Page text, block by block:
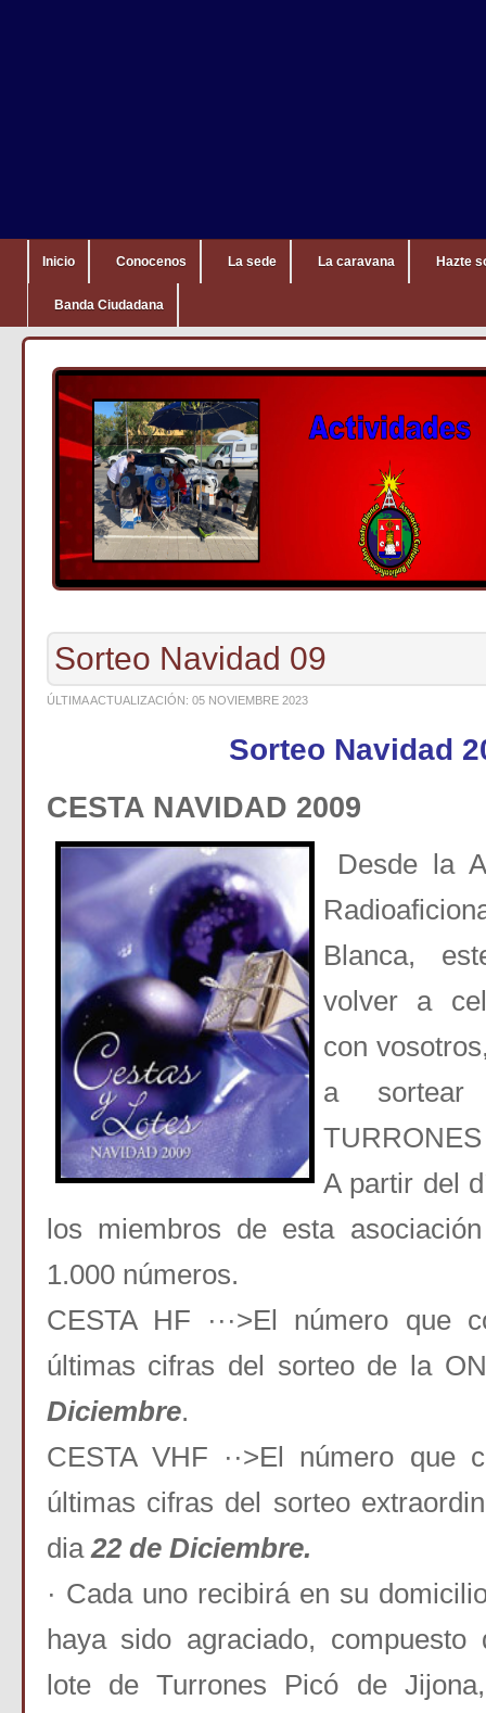
Inicio Conocenos La sede La caravana Hazte
Banda Ciudadana
Sorteo Navidad 09
ÚLTIMA ACTUALIZACIÓN: 05 NOVIEMBRE 2023
Sorteo Navidad
CESTA NAVIDAD 2009
Desde la
Blanca,
volver a
con
a
A partir del
los miembros de esta
1.000 números.
CESTA HF ···>El número que
últimas cifras del sorteo de la
Diciembre.
CESTA VHF ··>El número que
últimas cifras del sorteo
dia22 de Diciembre.
· Cada uno recibirá en su
haya sido agraciado, compuesto
lote de Turrones Picó de